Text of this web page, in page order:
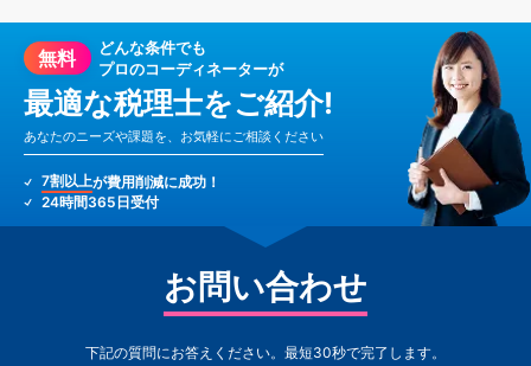
無料
どんな条件でも
プロのコーディネーターが
最適な税理士をご紹介!
あなたのニーズや課題を、お気軽にご相談ください
7割以上が費用削減に成功！
24時間365日受付
お問い合わせ
下記の質問にお答えください。最短30秒で完了します。